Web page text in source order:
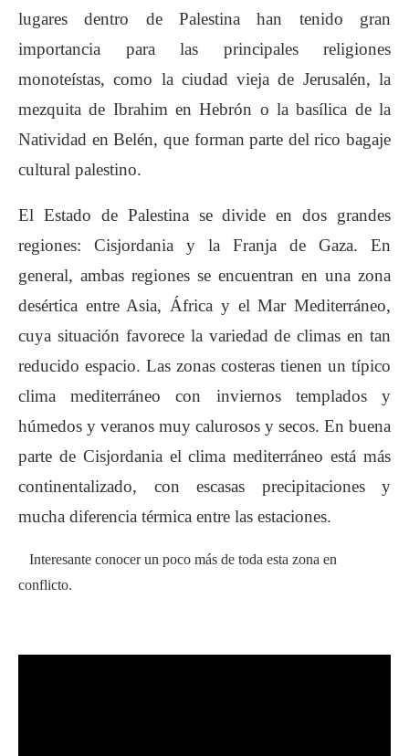
lugares dentro de Palestina han tenido gran
importancia para las principales religiones
monoteístas, como la ciudad vieja de Jerusalén, la
mezquita de Ibrahim en Hebrón o la basílica de la
Natividad en Belén, que forman parte del rico bagaje
cultural palestino.
El Estado de Palestina se divide en dos grandes
regiones: Cisjordania y la Franja de Gaza. En
general, ambas regiones se encuentran en una zona
desértica entre Asia, África y el Mar Mediterráneo,
cuya situación favorece la variedad de climas en tan
reducido espacio. Las zonas costeras tienen un típico
clima mediterráneo con inviernos templados y
húmedos y veranos muy calurosos y secos. En buena
parte de Cisjordania el clima mediterráneo está más
continentalizado, con escasas precipitaciones y
mucha diferencia térmica entre las estaciones.
Interesante conocer un poco más de toda esta zona en
conflicto.